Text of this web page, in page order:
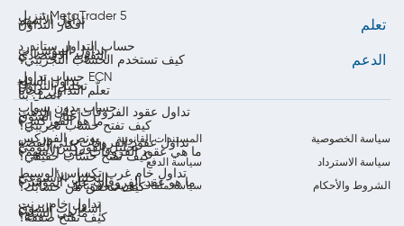
المستندات القانونية
سياسة الخصوصية
سياسة الدفع
سياسة الاسترداد
سياسة ملفات تعريف الارتباط
الشروط والأحكام
تنزيل MetaTrader 5
حساب التداول ستاندرد
حساب تداول ECN
حساب بدون سواب
بونص الفوركس
تداول الأسهم
تداول المؤشرات
تداول السلع
تداول عقود الفروقات على الذهب
تداول عقود الفروقات على الفضة
تداول خام غرب تكساس الوسيط
تداول خام برنت
أفكار التداول
التقويم الاقتصادي
تحليل التداول
أخبار السوق
تحليل الفوركس اليومي
التحليل الأسبوعي
إشعارات السوق
تعلم
كيف تستخدم الحساب التجريبي؟
تعلّم التداول مجاناً
ما هو الفوركس؟
ما هي عقود الفروقات على الأسهم؟
ما هو عقد الفروقات على المؤشر؟
ما هي السلع؟
الدعم
اتصل بنا
كيف تفتح حساب تجريبي؟
كيف تفتح حساب حقيقي؟
كيف تتحقق من حسابك؟
كيف تفتح صفقة؟